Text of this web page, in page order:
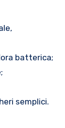
batterica;
semplici.